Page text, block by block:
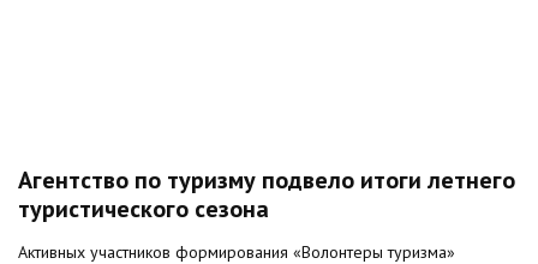
Агентство по туризму подвело итоги летнего
туристического сезона
Активных участников формирования «Волонтеры туризма»